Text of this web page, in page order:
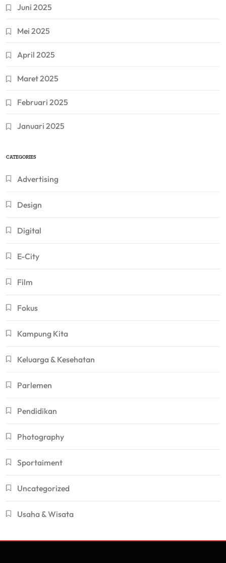
Juni 2025
Mei 2025
April 2025
Maret 2025
Februari 2025
Januari 2025
CATEGORIES
Advertising
Design
Digital
E-City
Film
Fokus
Kampung Kita
Keluarga & Kesehatan
Parlemen
Pendidikan
Photography
Sportaiment
Uncategorized
Usaha & Wisata